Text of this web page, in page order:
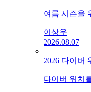
여름 시즌을
이상우
2026.08.07
2026 다이버
다이버 워치